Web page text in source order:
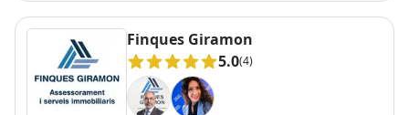
Finques Giramon
5.0(4)